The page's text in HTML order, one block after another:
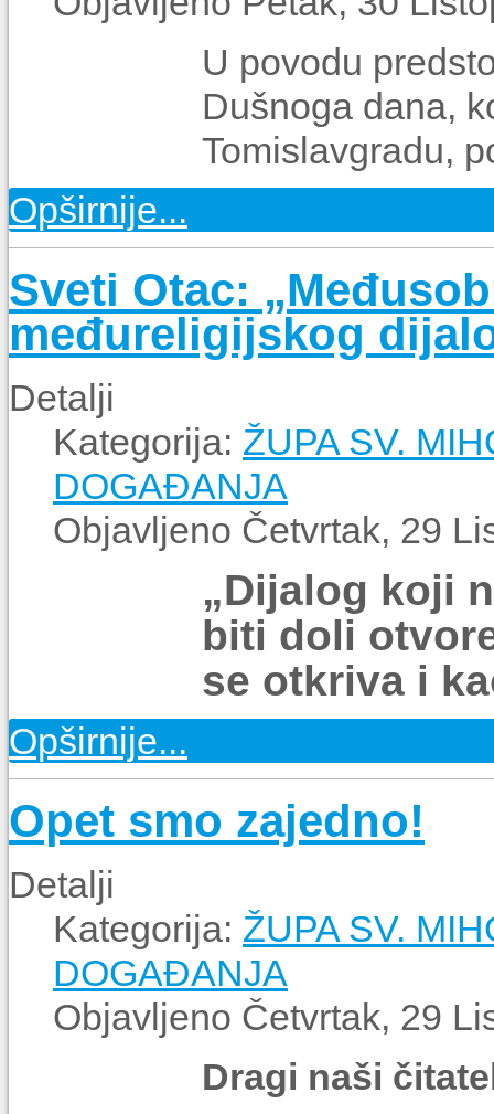
U povodu
Dušnoga dana,
Tomislavgradu,
Opširnije...
Sveti Otac:
međureligijskog
Detalji
Kategorija: ŽUPA SV.
DOGAĐANJA
Objavljeno Četvrtak, 29
„Dijalog koji
biti doli
se otkriva i
Opširnije...
Opet smo zajedno!
Detalji
Kategorija: ŽUPA SV.
DOGAĐANJA
Objavljeno Četvrtak, 29
Dragi naši